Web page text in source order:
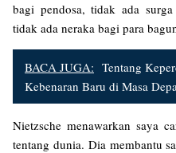
bagi pendosa, tidak ada
tidak ada neraka bagi para
BACA JUGA: Tentang
Kebenaran Baru di Masa
Nietzsche menawarkan saya
tentang dunia. Dia membantu